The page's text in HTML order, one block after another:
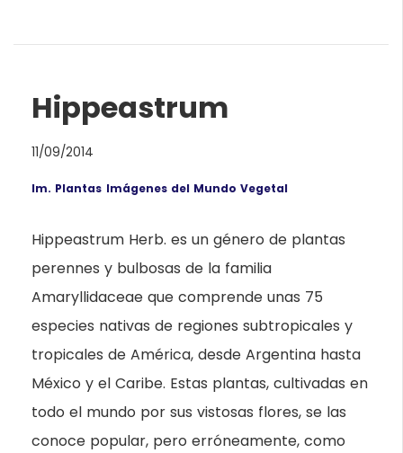
Hippeastrum
11/09/2014
Im. Plantas Imágenes del Mundo Vegetal
Hippeastrum Herb. es un género de plantas
perennes y bulbosas de la familia
Amaryllidaceae que comprende unas 75
especies nativas de regiones subtropicales y
tropicales de América, desde Argentina hasta
México y el Caribe. Estas plantas, cultivadas en
todo el mundo por sus vistosas flores, se las
conoce popular, pero erróneamente, como